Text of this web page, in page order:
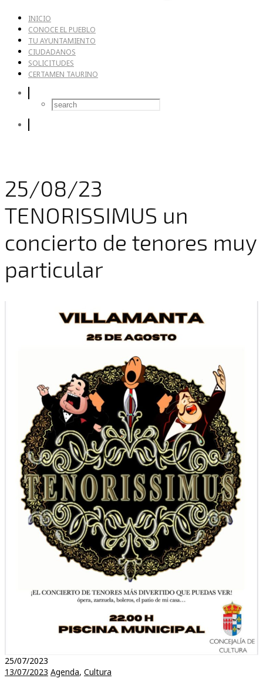
INICIO
CONOCE EL PUEBLO
TU AYUNTAMIENTO
CIUDADANOS
SOLICITUDES
CERTAMEN TAURINO
25/08/23
TENORISSIMUS un
concierto de tenores muy
particular
25/07/2023
13/07/2023 Agenda, Cultura